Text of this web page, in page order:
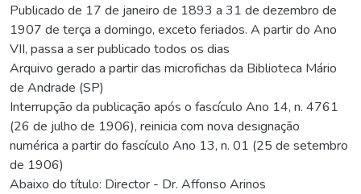
Publicado de 17 de janeiro de 1893 a 31 de dezembro de
1907 de terça a domingo, exceto feriados. A partir do Ano
VII, passa a ser publicado todos os dias
Arquivo gerado a partir das microfichas da Biblioteca Mário
de Andrade (SP)
Interrupção da publicação após o fascículo Ano 14, n. 4761
(26 de julho de 1906), reinicia com nova designação
numérica a partir do fascículo Ano 13, n. 01 (25 de setembro
de 1906)
Abaixo do título: Director - Dr. Affonso Arinos